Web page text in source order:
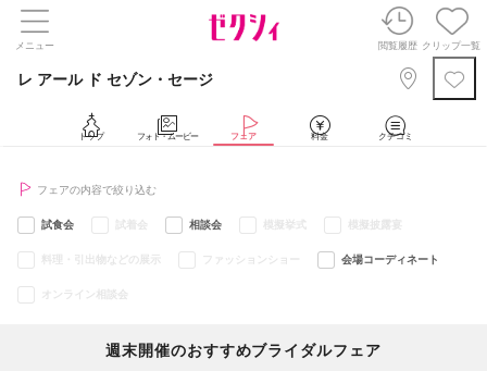
メニュー 閲覧履歴 クリップ一覧
レ アール ド セゾン・セージ
トップ フォト・ムービー フェア 料金 クチコミ
フェアの内容で絞り込む
試食会 試着会 相談会 模擬挙式 模擬披露宴
料理・引出物などの展示 ファッションショー 会場コーディネート
オンライン相談会
週末開催のおすすめブライダルフェア